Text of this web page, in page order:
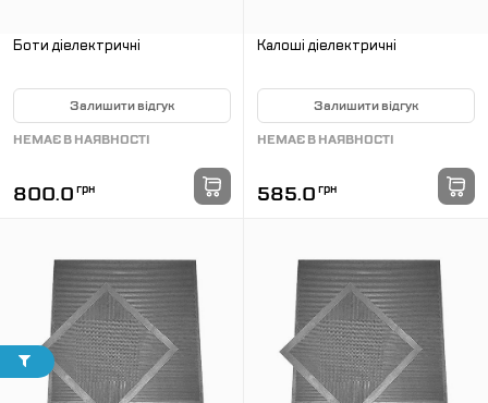
Боти діелектричні
Залишити відгук
НЕМАЄ В НАЯВНОСТІ
800.0 грн
Калоші діелектричні
Залишити відгук
НЕМАЄ В НАЯВНОСТІ
585.0 грн